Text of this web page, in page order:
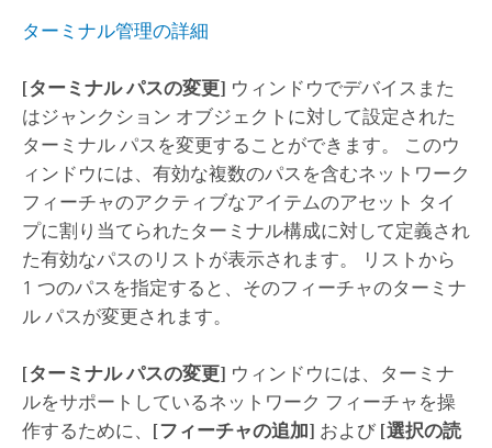
ターミナル管理の詳細
[ターミナル パスの変更] ウィンドウでデバイスまた
はジャンクション オブジェクトに対して設定された
ターミナル パスを変更することができます。 このウ
ィンドウには、有効な複数のパスを含むネットワーク
フィーチャのアクティブなアイテムのアセット タイ
プに割り当てられたターミナル構成に対して定義され
た有効なパスのリストが表示されます。 リストから
1 つのパスを指定すると、そのフィーチャのターミナ
ル パスが変更されます。
[ターミナル パスの変更] ウィンドウには、ターミナ
ルをサポートしているネットワーク フィーチャを操
作するために、 [フィーチャの追加] および [選択の読